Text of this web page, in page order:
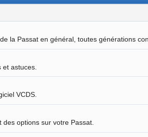
la Passat en général, toutes générations
astuces.
VCDS.
des options sur votre Passat.